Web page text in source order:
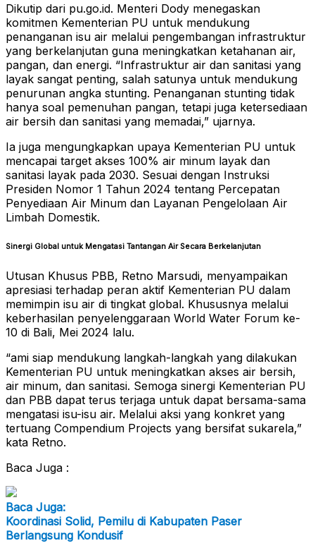
Dikutip dari pu.go.id. Menteri Dody menegaskan
komitmen Kementerian PU untuk mendukung
penanganan isu air melalui pengembangan infrastruktur
yang berkelanjutan guna meningkatkan ketahanan air,
pangan, dan energi. “Infrastruktur air dan sanitasi yang
layak sangat penting, salah satunya untuk mendukung
penurunan angka stunting. Penanganan stunting tidak
hanya soal pemenuhan pangan, tetapi juga ketersediaan
air bersih dan sanitasi yang memadai,” ujarnya.
Ia juga mengungkapkan upaya Kementerian PU untuk
mencapai target akses 100% air minum layak dan
sanitasi layak pada 2030. Sesuai dengan Instruksi
Presiden Nomor 1 Tahun 2024 tentang Percepatan
Penyediaan Air Minum dan Layanan Pengelolaan Air
Limbah Domestik.
Sinergi Global untuk Mengatasi Tantangan Air Secara Berkelanjutan
Utusan Khusus PBB, Retno Marsudi, menyampaikan
apresiasi terhadap peran aktif Kementerian PU dalam
memimpin isu air di tingkat global. Khususnya melalui
keberhasilan penyelenggaraan World Water Forum ke-
10 di Bali, Mei 2024 lalu.
“ami siap mendukung langkah-langkah yang dilakukan
Kementerian PU untuk meningkatkan akses air bersih,
air minum, dan sanitasi. Semoga sinergi Kementerian PU
dan PBB dapat terus terjaga untuk dapat bersama-sama
mengatasi isu-isu air. Melalui aksi yang konkret yang
tertuang Compendium Projects yang bersifat sukarela,”
kata Retno.
Baca Juga :
Baca Juga:
Koordinasi Solid, Pemilu di Kabupaten Paser
Berlangsung Kondusif